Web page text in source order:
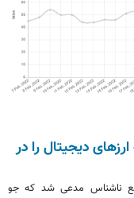
دیجیتال را در
ناشناس مدعی شد که جو